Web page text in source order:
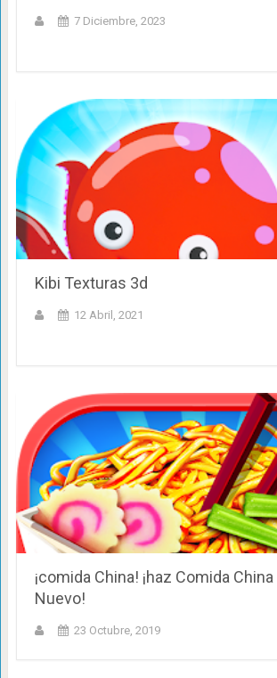
7 Diciembre, 2023
Kibi Texturas 3d
12 Abril, 2021
¡comida China! ¡haz Comida
Nuevo!
23 Octubre, 2019